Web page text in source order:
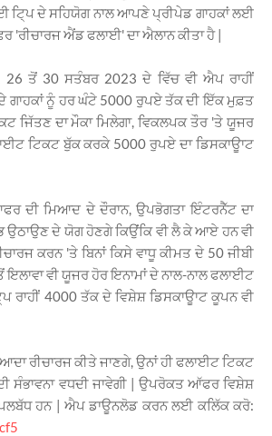
ਟਿ੍ਪ ਦੇ ਸਹਿਯੋਗ ਨਾਲ ਆਪਣੇ ਪ੍ਰੀਪੇਡ ਗਾਹਕਾਂ ਲਈ
'ਰੀਚਾਰਜ ਐਂਡ ਫਲਾਈ' ਦਾ ਐਲਾਨ ਕੀਤਾ ਹੈ |
ਤੋਂ 30 ਸਤੰਬਰ 2023 ਦੇ ਵਿੱਚ ਵੀ ਐਪ ਰਾਹੀਂ
ਦੇ ਗਾਹਕਾਂ ਨੂੰ ਹਰ ਘੰਟੇ 5000 ਰੁਪਏ ਤੱਕ ਦੀ ਇੱਕ ਮੁਫ਼ਤ
ਜਿੱਤਣ ਦਾ ਮੌਕਾ ਮਿਲੇਗਾ, ਵਿਕਲਪਕ ਤੌਰ 'ਤੇ ਯੂਜਰ
ਟਿਕਟ ਬੁੱਕ ਕਰਕੇ 5000 ਰੁਪਏ ਦਾ ਡਿਸਕਾਊਾਟ
ਦੀ ਮਿਆਦ ਦੇ ਦੌਰਾਨ, ਉਪਭੋਗਤਾ ਇੰਟਰਨੈੱਟ ਦਾ
ਉਠਾਉਣ ਦੇ ਯੋਗ ਹੋਣਗੇ ਕਿਉਂਕਿ ਵੀ ਲੈ ਕੇ ਆਏ ਹਨ ਵੀ
ਕਰਨ 'ਤੇ ਬਿਨਾਂ ਕਿਸੇ ਵਾਧੂ ਕੀਮਤ ਦੇ 50 ਜੀਬੀ
ਵੀ ਯੂਜਰ ਹੋਰ ਇਨਾਮਾਂ ਦੇ ਨਾਲ-ਨਾਲ ਫਲਾਈਟ
ਰਾਹੀਂ 4000 ਤੱਕ ਦੇ ਵਿਸ਼ੇਸ਼ ਡਿਸਕਾਊਾਟ ਕੂਪਨ ਵੀ
ਰੀਚਾਰਜ ਕੀਤੇ ਜਾਣਗੇ, ਉਨਾਂ ਹੀ ਫਲਾਈਟ ਟਿਕਟ
ਸੰਭਾਵਨਾ ਵਧਦੀ ਜਾਵੇਗੀ | ਉਪਰੋਕਤ ਆੱਫਰ ਵਿਸ਼ੇਸ਼
ਹਨ | ਐਪ ਡਾਊਨਲੋਡ ਕਰਨ ਲਈ ਕਲਿੱਕ ਕਰੋ: